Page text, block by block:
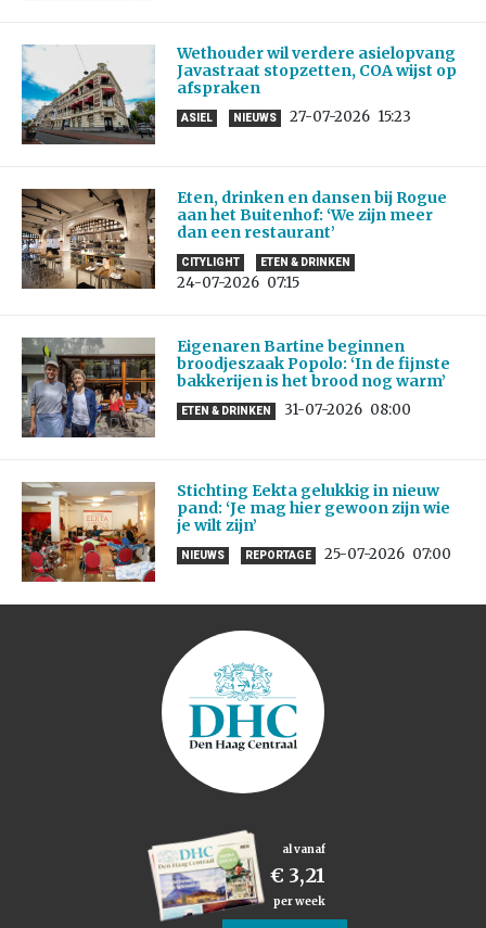
Wethouder wil verdere asielopvang
Javastraat stopzetten, COA wijst op
afspraken
ASIEL NIEUWS 27-07-2026 15:23
Eten, drinken en dansen bij Rogue
aan het Buitenhof: ‘We zijn meer
dan een restaurant’
CITYLIGHT ETEN & DRINKEN
24-07-2026 07:15
Eigenaren Bartine beginnen
broodjeszaak Popolo: ‘In de fijnste
bakkerijen is het brood nog warm’
ETEN & DRINKEN 31-07-2026 08:00
Stichting Eekta gelukkig in nieuw
pand: ‘Je mag hier gewoon zijn wie
je wilt zijn’
NIEUWS REPORTAGE 25-07-2026 07:00
al vanaf
€ 3,21
per week